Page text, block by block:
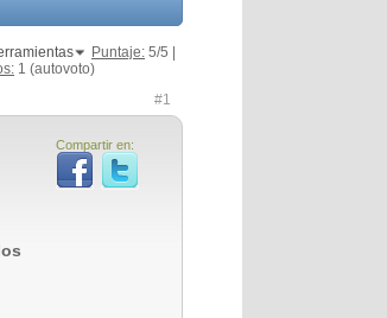
Puntaje: 5/5 |
1 (autovoto)
#1
Compartir en: